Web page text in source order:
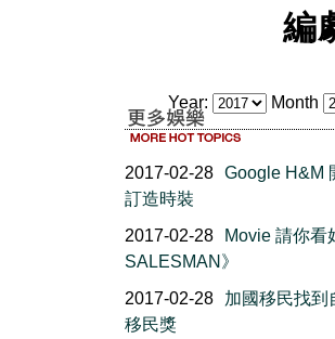
編
Year: Month
2017-02-28 Google H&M
訂造時裝
2017-02-28
Movie 請你看
SALESMAN》
2017-02-28
加國移民找到
移民獎